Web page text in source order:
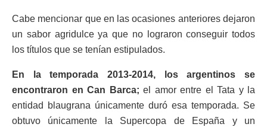
Cabe mencionar que en las ocasiones anteriores dejaron
un sabor agridulce ya que no lograron conseguir todos
los títulos que se tenían estipulados.
En la temporada 2013-2014, los argentinos se
encontraron en Can Barca; el amor entre el Tata y la
entidad blaugrana únicamente duró esa temporada. Se
obtuvo únicamente la Supercopa de España y un